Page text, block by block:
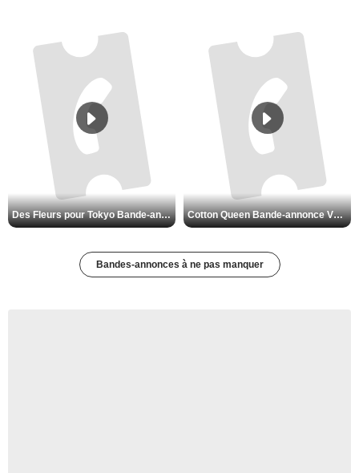
Des Fleurs pour Tokyo Bande-annonce VO STFR Cotton Queen Bande-annonce VO STFR
Bandes-annonces à ne pas manquer